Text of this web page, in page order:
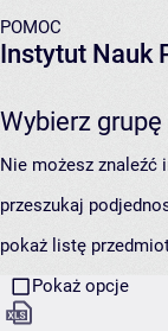
POMOC
Instytut Nauk
Wybierz
Nie możesz znaleźć
przeszukaj
pokaż listę
Pokaż opcje